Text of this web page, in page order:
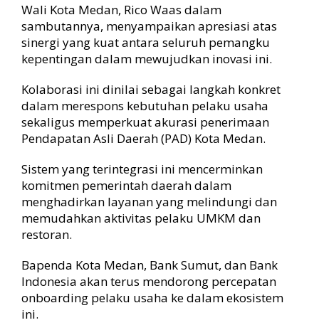
Wali Kota Medan, Rico Waas dalam
sambutannya, menyampaikan apresiasi atas
sinergi yang kuat antara seluruh pemangku
kepentingan dalam mewujudkan inovasi ini.
Kolaborasi ini dinilai sebagai langkah konkret
dalam merespons kebutuhan pelaku usaha
sekaligus memperkuat akurasi penerimaan
Pendapatan Asli Daerah (PAD) Kota Medan.
Sistem yang terintegrasi ini mencerminkan
komitmen pemerintah daerah dalam
menghadirkan layanan yang melindungi dan
memudahkan aktivitas pelaku UMKM dan
restoran.
Bapenda Kota Medan, Bank Sumut, dan Bank
Indonesia akan terus mendorong percepatan
onboarding pelaku usaha ke dalam ekosistem
ini.